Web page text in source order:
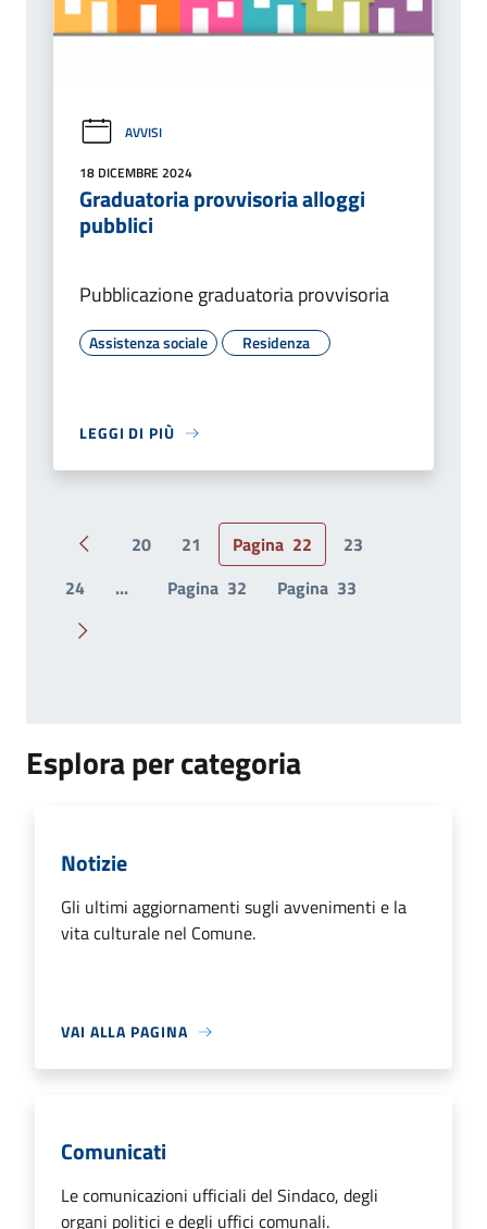
AVVISI
18 DICEMBRE 2024
Graduatoria provvisoria alloggi
pubblici
Pubblicazione graduatoria provvisoria
Assistenza sociale Residenza
LEGGI DI PIÙ
Pagina precedente
20 21 Pagina 22
23
24
... Pagina 32 Pagina 33
Pagina successiva
Esplora per categoria
Notizie
Gli ultimi aggiornamenti sugli avvenimenti e la
vita culturale nel Comune.
VAI ALLA PAGINA
Comunicati
Le comunicazioni ufficiali del Sindaco, degli
organi politici e degli uffici comunali.